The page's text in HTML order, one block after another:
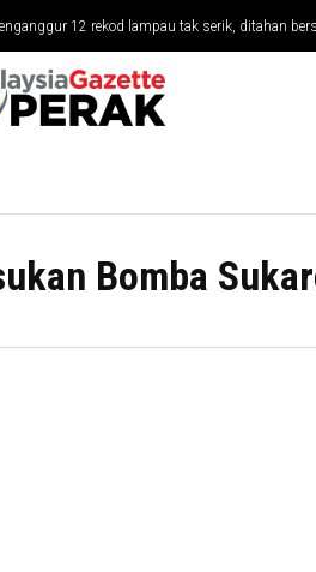
12 rekod lampau tak serik, ditahan
Bomba